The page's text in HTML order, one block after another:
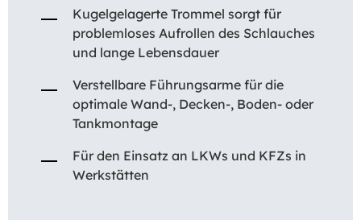
Kugelgelagerte Trommel sorgt für
problemloses Aufrollen des Schlauches
und lange Lebensdauer
Verstellbare Führungsarme für die
optimale Wand-, Decken-, Boden- oder
Tankmontage
Für den Einsatz an LKWs und KFZs in
Werkstätten